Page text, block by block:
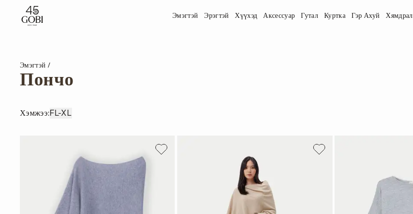
Эмэгтэй Эрэгтэй Хүүхэд Аксессуар Гутал Куртка Гэр Ахуй Хямдрал
Эмэгтэй
Пончо
Хэмжээ:F L-XL